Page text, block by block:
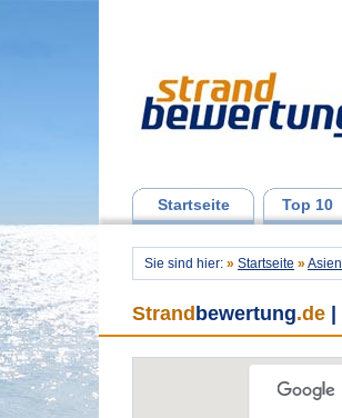
Startseite Top 10
Sie sind hier: » Startseite » Asien
Strand bewertung.de